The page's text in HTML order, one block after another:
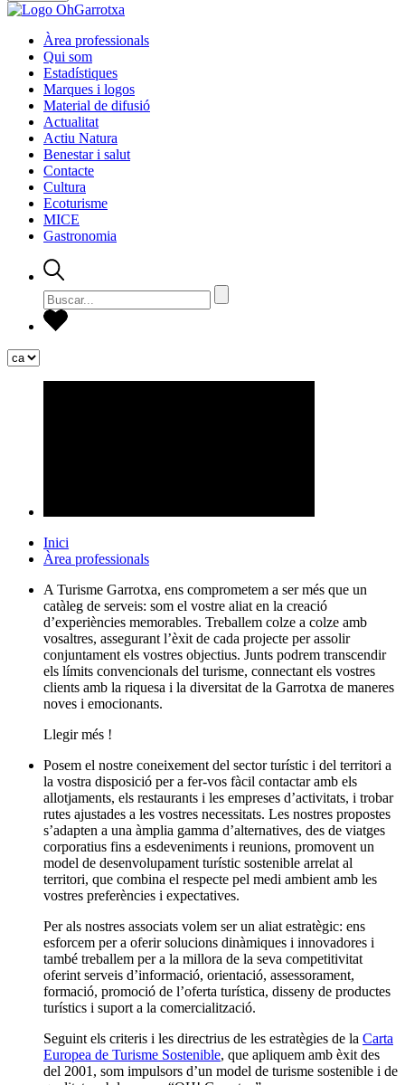
Àrea professionals
Qui som
Estadístiques
Marques i logos
Material de difusió
Actualitat
Actiu Natura
Benestar i salut
Contacte
Cultura
Ecoturisme
MICE
Gastronomia
Inici
Àrea professionals
A Turisme Garrotxa, ens comprometem a ser més que un
catàleg de serveis: som el vostre aliat en la creació
d’experiències memorables. Treballem colze a colze amb
vosaltres, assegurant l’èxit de cada projecte per assolir
conjuntament els vostres objectius. Junts podrem transcendir
els límits convencionals del turisme, connectant els vostres
clients amb la riquesa i la diversitat de la Garrotxa de maneres
noves i emocionants.
Llegir més !
Posem el nostre coneixement del sector turístic i del territori a
la vostra disposició per a fer-vos fàcil contactar amb els
allotjaments, els restaurants i les empreses d’activitats, i trobar
rutes ajustades a les vostres necessitats. Les nostres propostes
s’adapten a una àmplia gamma d’alternatives, des de viatges
corporatius fins a esdeveniments i reunions, promovent un
model de desenvolupament turístic sostenible arrelat al
territori, que combina el respecte pel medi ambient amb les
vostres preferències i expectatives.
Per als nostres associats volem ser un aliat estratègic: ens
esforcem per a oferir solucions dinàmiques i innovadores i
també treballem per a la millora de la seva competitivitat
oferint serveis d’informació, orientació, assessorament,
formació, promoció de l’oferta turística, disseny de productes
turístics i suport a la comercialització.
Seguint els criteris i les directrius de les estratègies de la Carta
Europea de Turisme Sostenible, que apliquem amb èxit des
del 2001, som impulsors d’un model de turisme sostenible i de